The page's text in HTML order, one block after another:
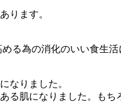
ります。
る為の消化のいい食生活
なりました。
る肌になりました。も